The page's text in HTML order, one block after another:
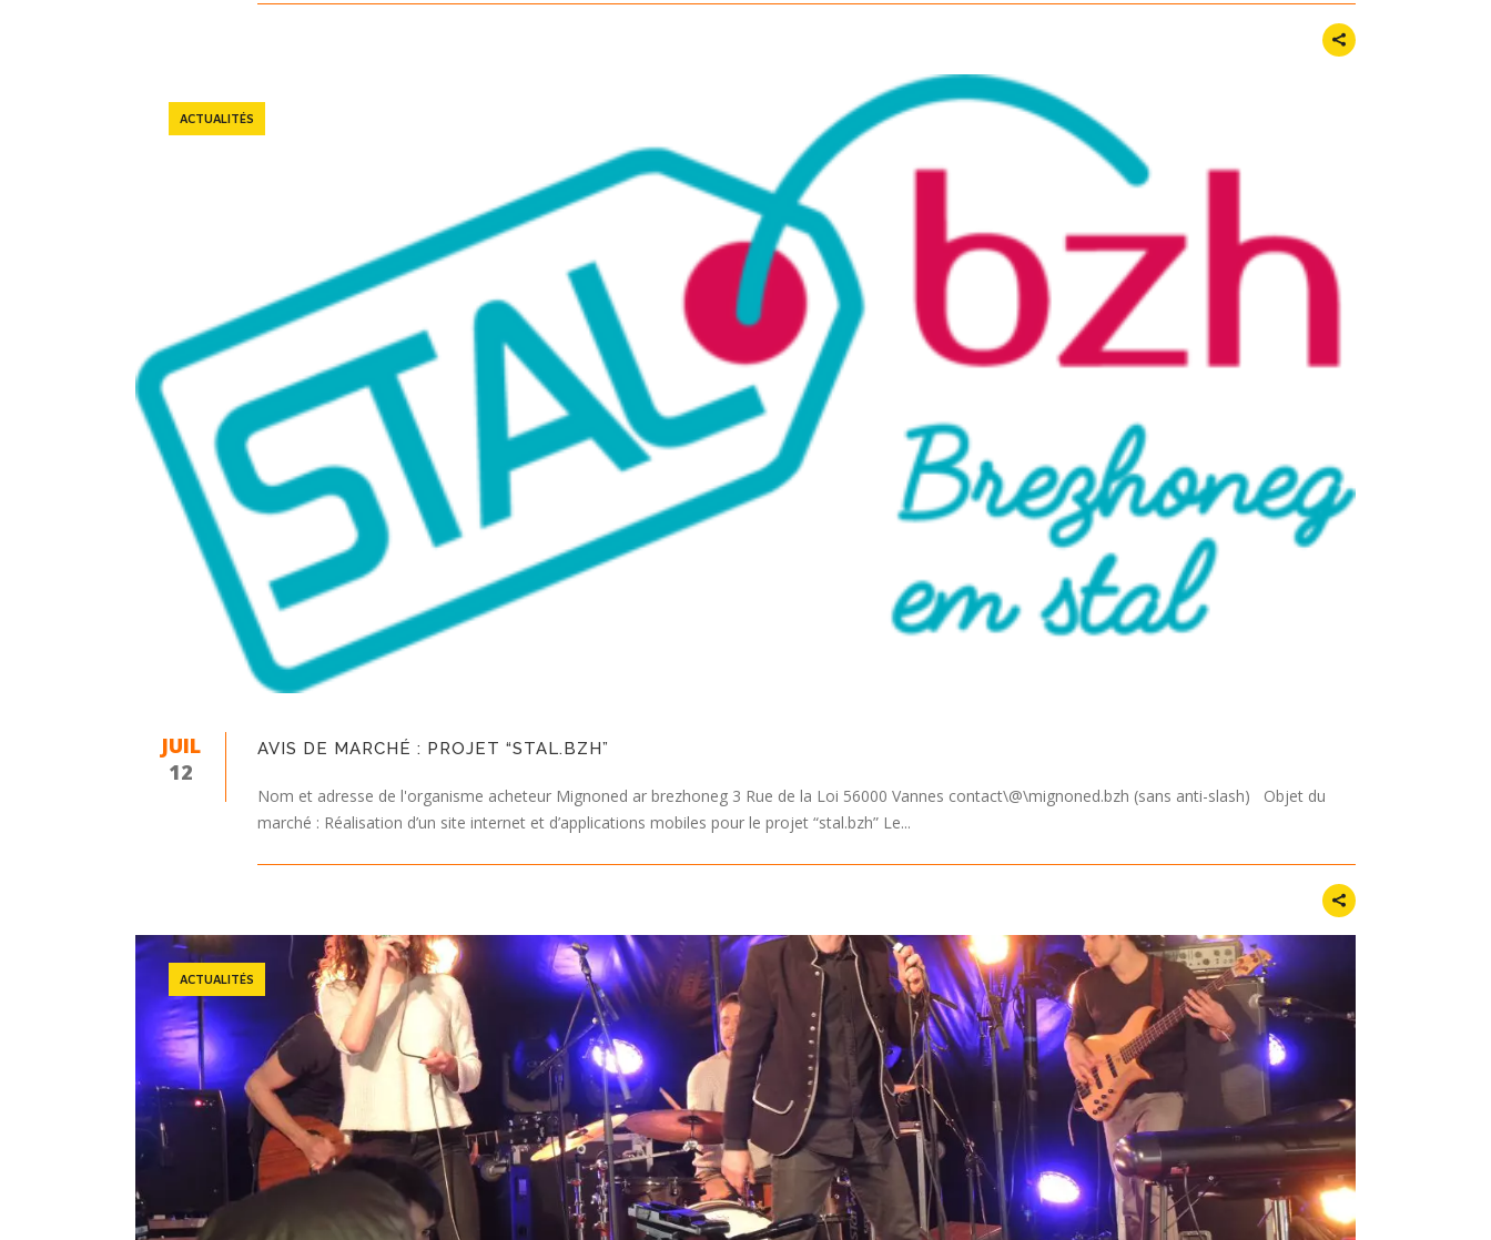
ACTUALITÉS
JUIL
12
AVIS DE MARCHÉ : PROJET “STAL.BZH”
Nom et adresse de l'organisme acheteur Mignoned ar brezhoneg 3 Rue de la Loi 56000 Vannes contact\@\mignoned.bzh (sans anti-slash) Objet du
marché : Réalisation d’un site internet et d’applications mobiles pour le projet “stal.bzh” Le...
ACTUALITÉS